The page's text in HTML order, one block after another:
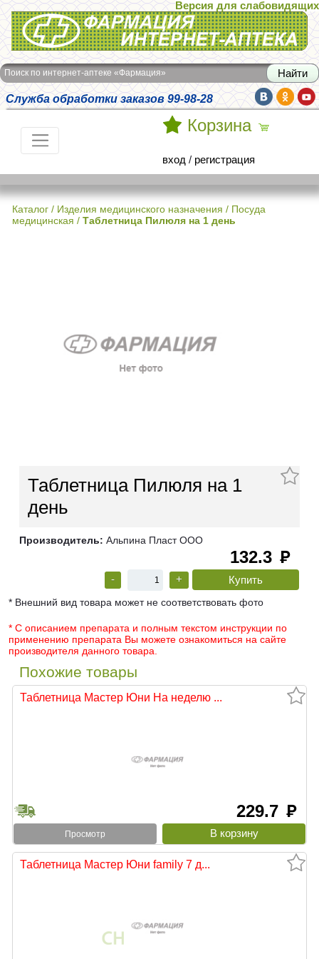
Интернет-аптека Фармация
Версия для слабовидящих
Поиск по интернет-аптеке «Фармация»
Служба обработки заказов 99-98-28
Корзина
вход / регистрация
Каталог / Изделия медицинского назначения / Посуда
медицинская / Таблетница Пилюля на 1 день
Таблетница Пилюля на 1
день
Производитель: Альпина Пласт ООО
132.3 руб
- +
* Внешний вид товара может не соответствовать фото
* С описанием препарата и полным текстом инструкции по
применению препарата Вы можете ознакомиться на сайте
производителя данного товара.
Похожие товары
Таблетница Мастер Юни На неделю ...
229.7 руб
Просмотр
Таблетница Мастер Юни family 7 д...